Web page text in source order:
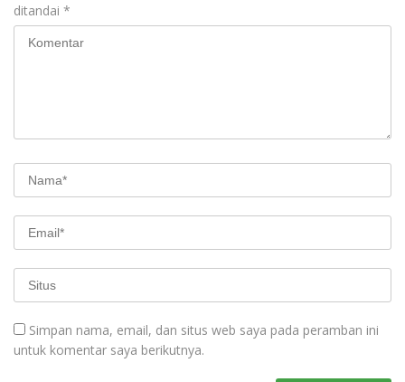
ditandai *
Simpan nama, email, dan situs web saya pada peramban ini
untuk komentar saya berikutnya.